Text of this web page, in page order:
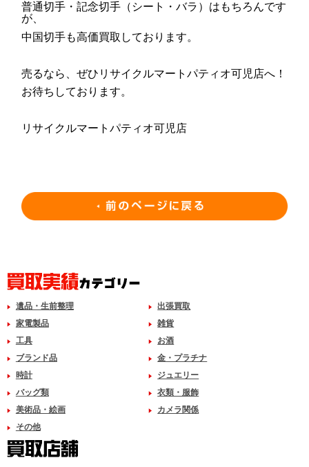
普通切手・記念切手（シート・バラ）はもちろんです
が、
中国切手も高価買取しております。
売るなら、ぜひリサイクルマートパティオ可児店へ！
お待ちしております。
リサイクルマートパティオ可児店
遺品・生前整理
出張買取
家電製品
雑貨
工具
お酒
ブランド品
金・プラチナ
時計
ジュエリー
バッグ類
衣類・服飾
美術品・絵画
カメラ関係
その他